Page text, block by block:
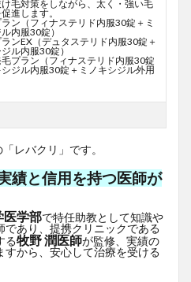
毛対策をしながら、太く・強い毛
進します。
ラン（フィナステリド内服30錠＋ミ
内服30錠）
ランEX（デュタステリド内服30錠＋
ル内服30錠）
毛プラン（フィナステリド内服30錠
シジル内服30錠＋ミノキシジル外用
レバクリ」です。
績と信用を持つ医師が
医学部で特任助教として知識や
あり、提携クリニックである
る牧野 潤医師が監修、実績の
すから、安心して治療を受ける